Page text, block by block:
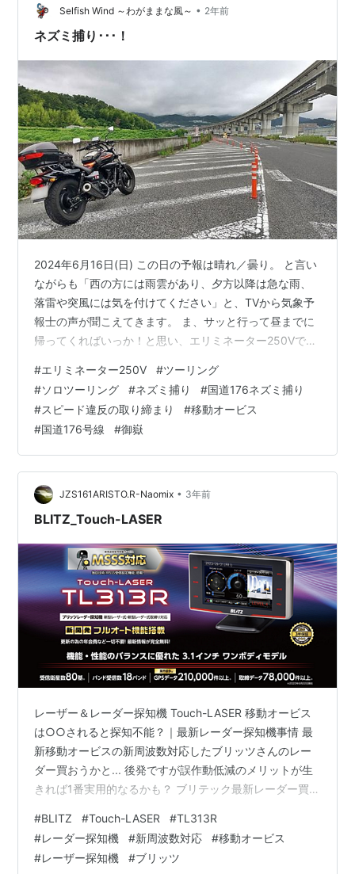
態で移動オービスに引っかかったのではないかと。 すげ
ーな、下道で速度リミッターに当てるって。 274、西の
Selfish Wind ～わがままな風～ • 2年前
ネズミ捕り･･･！
2024年6月16日(日) この日の予報は晴れ／曇り。 と言い
ながらも「西の方には雨雲があり、夕方以降は急な雨、
落雷や突風には気を付けてください」と、TVから気象予
報士の声が聞こえてきます。 ま、サッと行って昼までに
帰ってくればいっか！と思い、エリミネーター250Vで出
に少しずつ雲が切れだし、 青い空が見え、明るくなって
きました。 こうなって来ると気分が上がり、思わずアク
セルも開くっちゅーもんです。 そんな感じで、京都府を
かすめて兵庫県へ入り、長い直線が続く交通量の少ない
快走路を走っていたら、 ああっっ！うわーーーー！！ そ
んな所に潜みやが…
#エリミネーター250V #ツーリング
#ソロツーリング #ネズミ捕り #国道176ネズミ捕り
#スピード違反の取り締まり #移動オービス
#国道176号線 #御嶽
JZS161ARISTO.R-Naomix • 3年前
BLITZ_Touch-LASER
レーザー＆レーダー探知機 Touch-LASER 移動オービス
は○○されると探知不能？｜最新レーダー探知機事情 最
新移動オービスの新周波数対応したブリッツさんのレー
ダー買おうかと... 後発ですが誤作動低減のメリットが生
きれば1番実用的なるかも？ ブリテック最新レーダー買っ
TL313R MSSS新周波数対応レーザー＆レーダー探知
機!!MSSS受信設定機能・フルオート機能搭載レーザー＆
レーダー探知機のスタンダードモデル!!BLITZ_TL313R
#BLITZ #Touch-LASER #TL313R
#レーダー探知機 #新周波数対応 #移動オービス
#レーザー探知機 #ブリッツ